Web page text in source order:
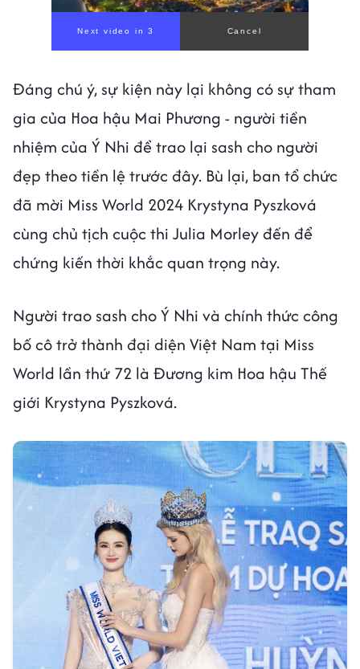
Đáng chú ý, sự kiện này lại không có sự tham
gia của Hoa hậu Mai Phương - người tiền
nhiệm của Ý Nhi để trao lại sash cho người
đẹp theo tiền lệ trước đây. Bù lại, ban tổ chức
đã mời Miss World 2024 Krystyna Pyszková
cùng chủ tịch cuộc thi Julia Morley đến để
chứng kiến thời khắc quan trọng này.
Người trao sash cho Ý Nhi và chính thức công
bố cô trở thành đại diện Việt Nam tại Miss
World lần thứ 72 là Đương kim Hoa hậu Thế
giới Krystyna Pyszková.